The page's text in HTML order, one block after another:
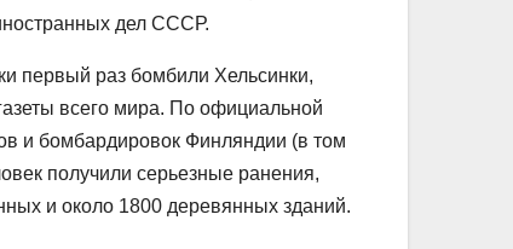
дел СССР.
первый раз бомбили Хельсинки,
всего мира. По официальной
и бомбардировок Финляндии (в том
получили серьезные ранения,
и около 1800 деревянных зданий.